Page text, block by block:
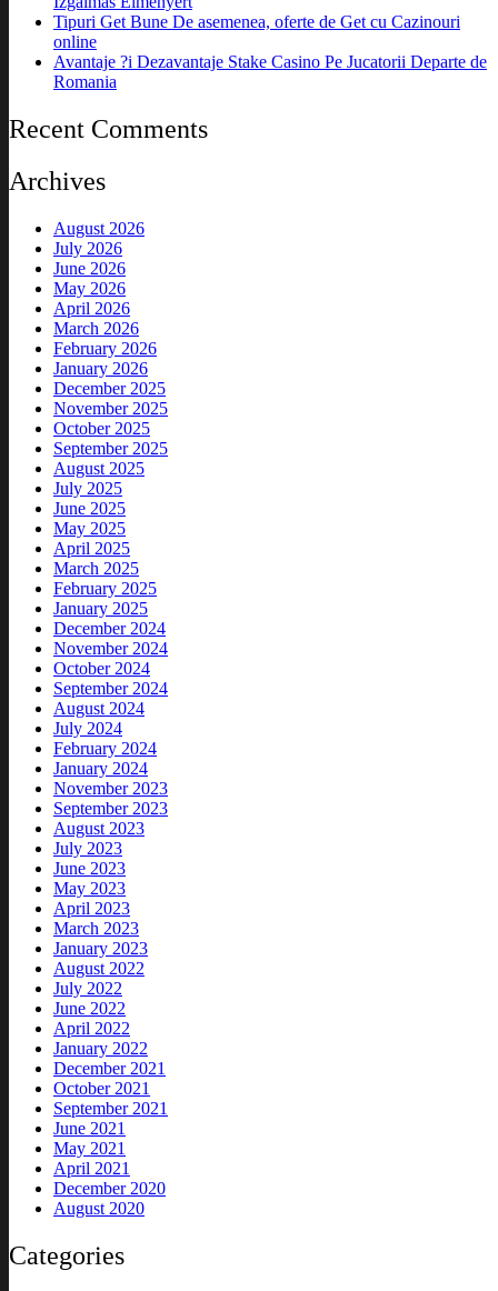
Tipuri Get Bune De asemenea, oferte de Get cu Cazinouri
online
Avantaje ?i Dezavantaje Stake Casino Pe Jucatorii Departe de
Romania
Recent Comments
Archives
August 2026
July 2026
June 2026
May 2026
April 2026
March 2026
February 2026
January 2026
December 2025
November 2025
October 2025
September 2025
August 2025
July 2025
June 2025
May 2025
April 2025
March 2025
February 2025
January 2025
December 2024
November 2024
October 2024
September 2024
August 2024
July 2024
February 2024
January 2024
November 2023
September 2023
August 2023
July 2023
June 2023
May 2023
April 2023
March 2023
January 2023
August 2022
July 2022
June 2022
April 2022
January 2022
December 2021
October 2021
September 2021
June 2021
May 2021
April 2021
December 2020
August 2020
Categories